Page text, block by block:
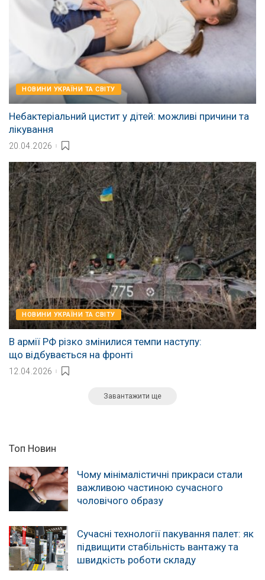
НОВИНИ УКРАЇНИ ТА СВІТУ
Небактеріальний цистит у дітей: можливі причини та
лікування
20.04.2026
НОВИНИ УКРАЇНИ ТА СВІТУ
В армії РФ різко змінилися темпи наступу:
що відбувається на фронті
12.04.2026
Завантажити ще
Топ Новин
Чому мінімалістичні прикраси стали
важливою частиною сучасного
чоловічого образу
Сучасні технології пакування палет: як
підвищити стабільність вантажу та
швидкість роботи складу